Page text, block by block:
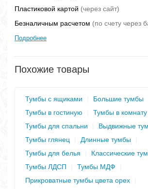
Пластиковой картой (через сайт)
Безналичным расчетом (по счету через
Подробнее
Похожие товары
Тумбы с ящиками Большие тумбы
Тумбы в гостиную
Тумбы в комнату
Тумбы для спальни
Выдвижные
Тумбы глянец
Длинные тумбы
Тумбы для белья
Классические
Тумбы ЛДСП
Тумбы МДФ
Прикроватные тумбы цвета орех